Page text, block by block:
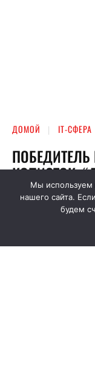
Мы используем
нашего сайта.
будем